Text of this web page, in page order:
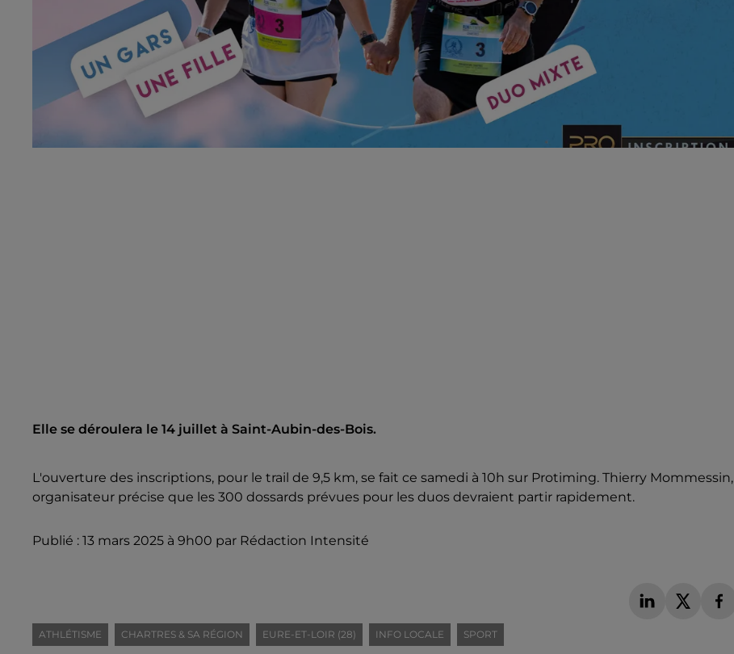
Elle se déroulera le 14 juillet à Saint-Aubin-des-Bois.
L'ouverture des inscriptions, pour le trail de 9,5 km, se fait ce samedi à 10h sur Protiming. Thierry Mommessin,
organisateur précise que les 300 dossards prévues pour les duos devraient partir rapidement.
Publié : 13 mars 2025 à 9h00 par Rédaction Intensité
ATHLÉTISME CHARTRES & SA RÉGION EURE-ET-LOIR (28) INFO LOCALE SPORT